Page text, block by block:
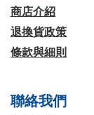
商店介紹
退換貨政策
條款與細則
聯絡我們